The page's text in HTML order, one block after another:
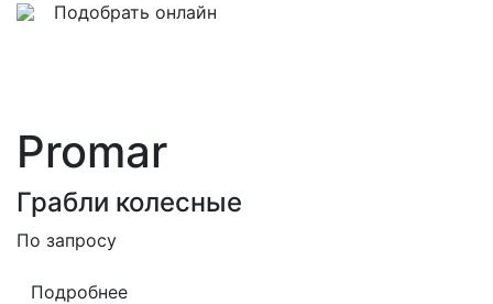
Подобрать онлайн
Promar
Грабли колесные
По запросу
Подробнее